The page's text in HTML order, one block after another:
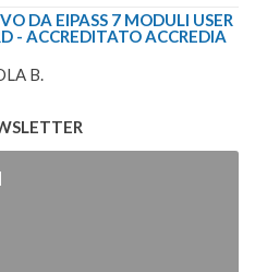
DA EIPASS 7 MODULI USER
- ACCREDITATO ACCREDIA
B.